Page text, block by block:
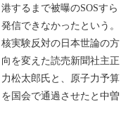
港するまで被曝のSOSすら
発信できなかったという。
核実験反対の日本世論の方
向を変えた読売新聞社主正
力松太郎氏と、原子力予算
を国会で通過させたと中曽